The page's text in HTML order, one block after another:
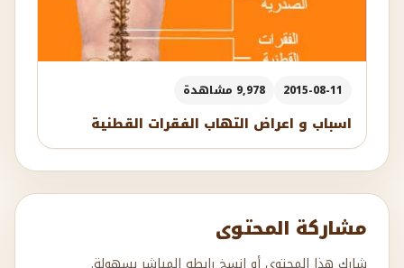
2015-08-11 9,978 مشاهدة
اسباب و اعراض التهاب الفقرات القطنية
مشاركة المحتوى